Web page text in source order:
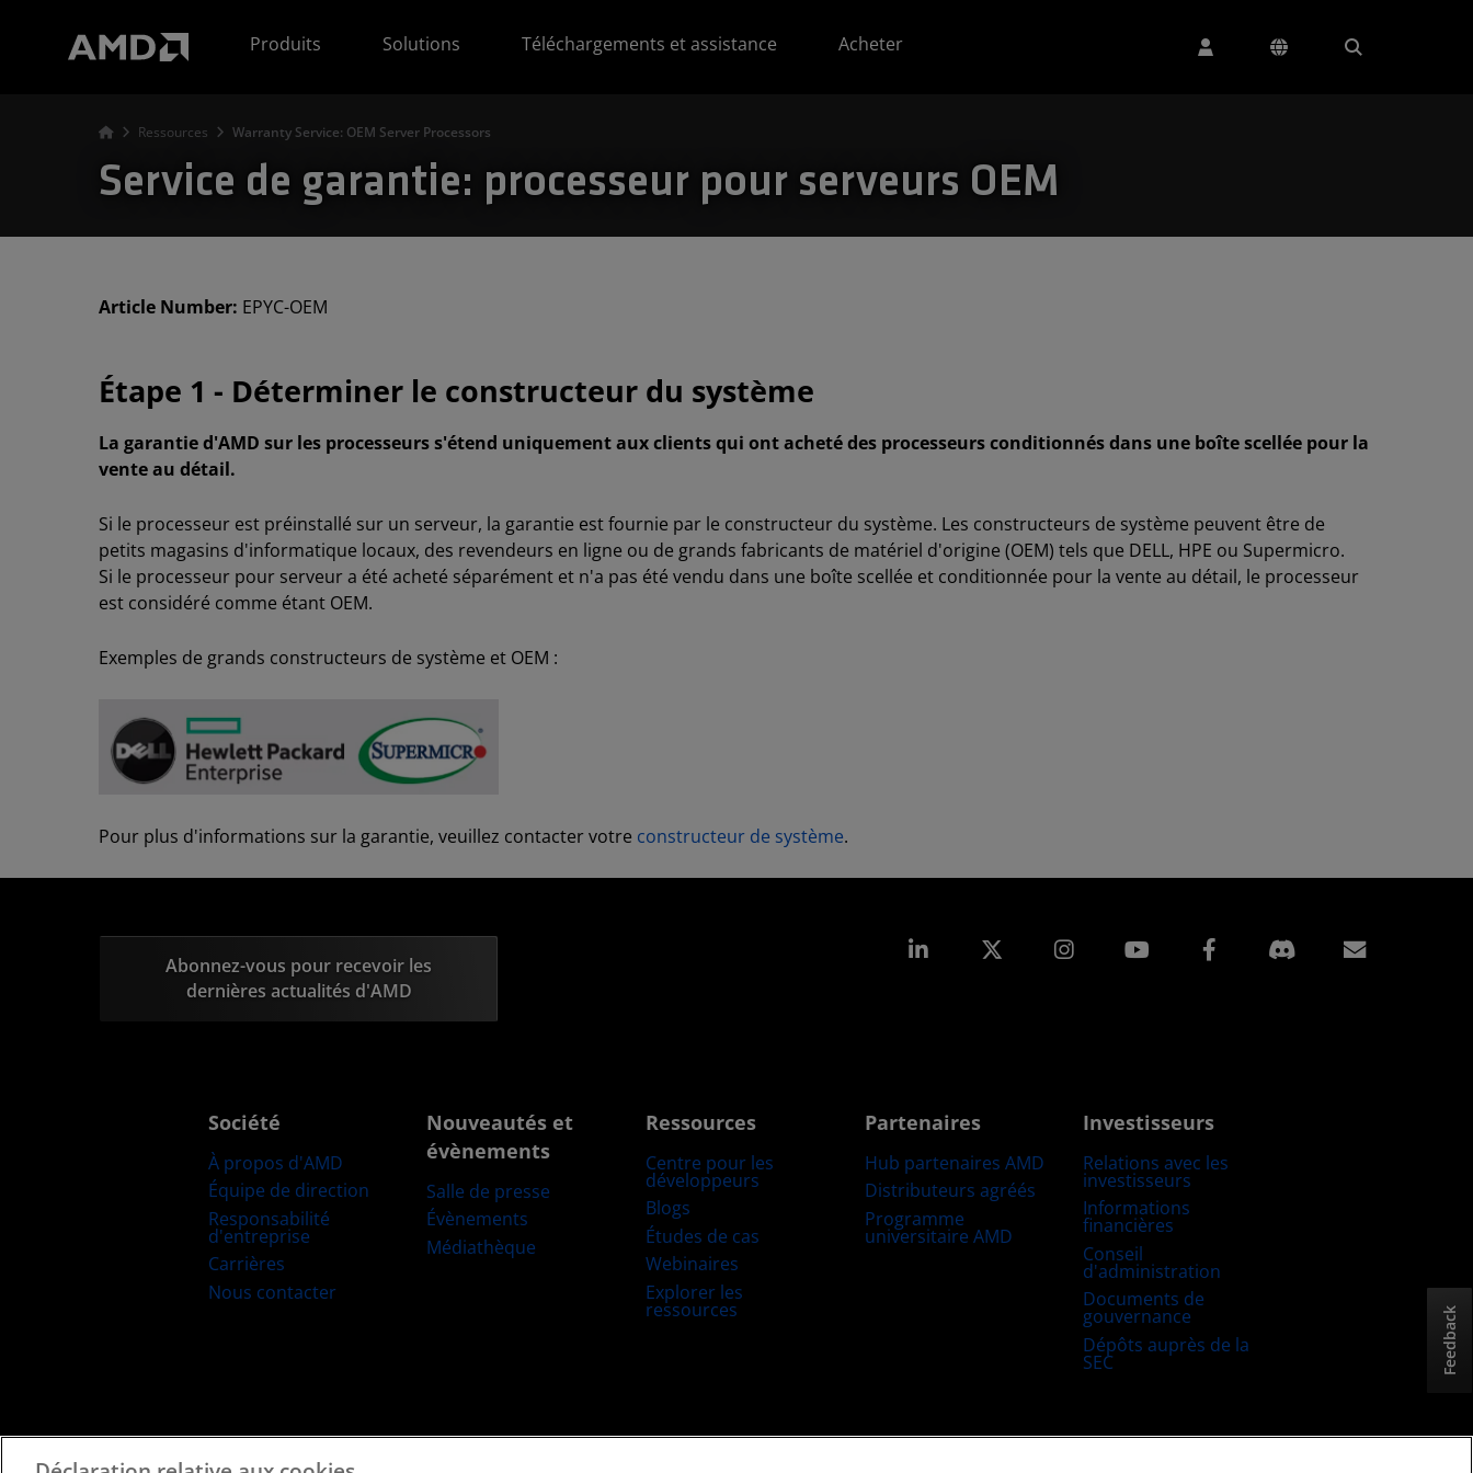
Produits
Solutions Téléchargements et assistance Acheter
Ressources Warranty Service: OEM Server Processors
Service de garantie: processeur pour serveurs OEM
Article Number: EPYC-OEM
Étape 1 - Déterminer le constructeur du système
La garantie d'AMD sur les processeurs s'étend uniquement aux clients qui ont acheté des processeurs conditionnés dans une boîte scellée pour la
vente au détail.
Si le processeur est préinstallé sur un serveur, la garantie est fournie par le constructeur du système. Les constructeurs de système peuvent être de
petits magasins d'informatique locaux, des revendeurs en ligne ou de grands fabricants de matériel d'origine (OEM) tels que DELL, HPE ou Supermicro.
Si le processeur pour serveur a été acheté séparément et n'a pas été vendu dans une boîte scellée et conditionnée pour la vente au détail, le processeur
est considéré comme étant OEM.
Exemples de grands constructeurs de système et OEM :
Pour plus d'informations sur la garantie, veuillez contacter votre constructeur de système.
Feedback
Abonnez-vous pour recevoir les
dernières actualités d'AMD
LinkedIn Instagram Facebook
Société
À propos d'AMD
Équipe de direction
Responsabilité
d'entreprise
Carrières
Nous contacter
Nouveautés et
évènements
Salle de presse
Évènements
Médiathèque
Ressources
Centre pour les
développeurs
Blogs
Études de cas
Webinaires
Explorer les
ressources
Partenaires
Hub partenaires AMD
Distributeurs agréés
Programme
universitaire AMD
Investisseurs
Relations avec les
investisseurs
Informations
financières
Conseil
d'administration
Documents de
gouvernance
Dépôts auprès de la
SEC